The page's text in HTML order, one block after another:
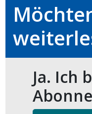
Fussball
Ja. Ich